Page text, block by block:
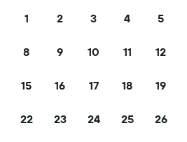
1 2 3 4 5
8 9 10 11 12
15 16 17 18 19
22 23 24 25 26